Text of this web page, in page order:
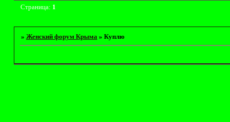
Страница: 1
» Женский форум Крыма » Куплю